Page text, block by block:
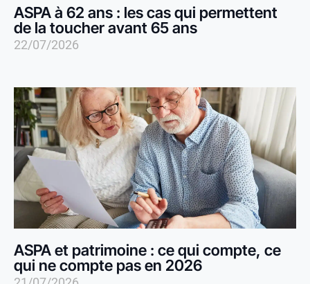
ASPA à 62 ans : les cas qui permettent
de la toucher avant 65 ans
22/07/2026
ASPA et patrimoine : ce qui compte, ce
qui ne compte pas en 2026